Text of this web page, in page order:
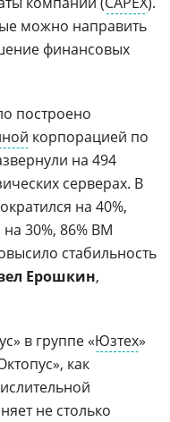
можно направить
финансовых
построено
корпорацией по
на 494
серверах. В
на 40%,
30%, 86% ВМ
стабильность
Ерошкин,
в группе «Юзтех»
как
не столько